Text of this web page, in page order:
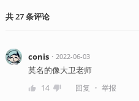
共27条评论
conis・ 2022-06-03
莫名的像大卫老师
14 回复 ・ 举报